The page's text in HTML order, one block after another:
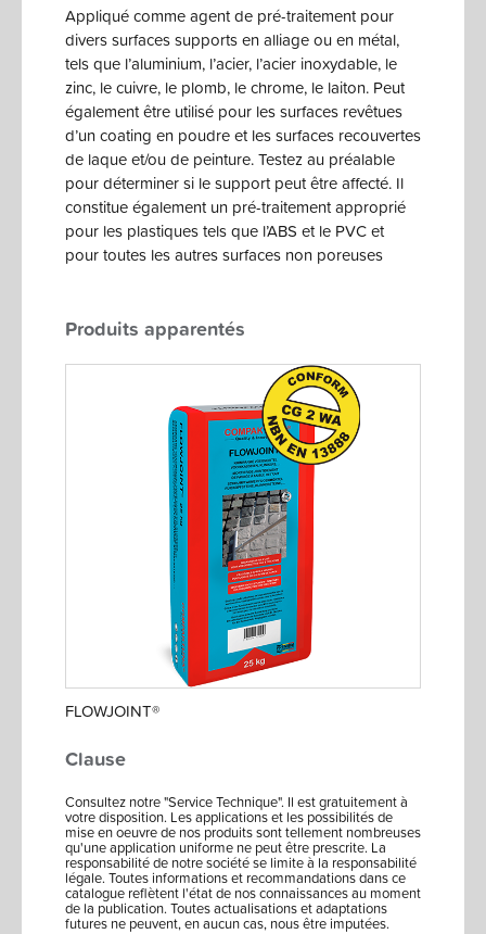
Appliqué comme agent de pré-traitement pour
divers surfaces supports en alliage ou en métal,
tels que l’aluminium, l’acier, l’acier inoxydable, le
zinc, le cuivre, le plomb, le chrome, le laiton. Peut
également être utilisé pour les surfaces revêtues
d’un coating en poudre et les surfaces recouvertes
de laque et/ou de peinture. Testez au préalable
pour déterminer si le support peut être affecté. Il
constitue également un pré-traitement approprié
pour les plastiques tels que l’ABS et le PVC et
pour toutes les autres surfaces non poreuses
Produits apparentés
FLOWJOINT®
Clause
Consultez notre "Service Technique". Il est gratuitement à
votre disposition. Les applications et les possibilités de
mise en oeuvre de nos produits sont tellement nombreuses
qu'une application uniforme ne peut être prescrite. La
responsabilité de notre société se limite à la responsabilité
légale. Toutes informations et recommandations dans ce
catalogue reflètent l'état de nos connaissances au moment
de la publication. Toutes actualisations et adaptations
futures ne peuvent, en aucun cas, nous être imputées.